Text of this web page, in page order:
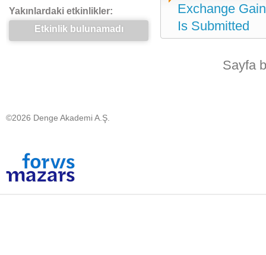
Yakınlardaki etkinlikler:
Etkinlik bulunamadı
Exchange
Is Submitted
Sayfa
©2026 Denge Akademi A.Ş.